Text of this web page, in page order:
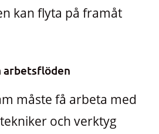
kan flyta på framåt
arbetsflöden
måste få arbeta med
och verktyg